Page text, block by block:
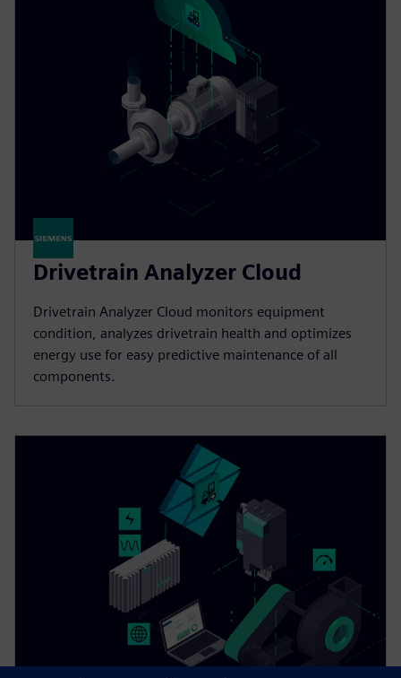
Drivetrain Analyzer Cloud​
Drivetrain Analyzer Cloud monitors equipment
condition, analyzes drivetrain health and optimizes
energy use for easy predictive maintenance of all
components.